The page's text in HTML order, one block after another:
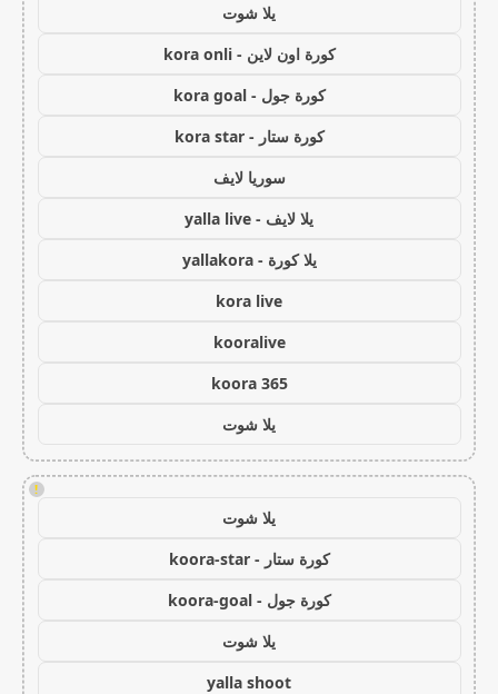
يلا شوت
كورة اون لاين - kora onli
كورة جول - kora goal
كورة ستار - kora star
سوريا لايف
يلا لايف - yalla live
يلا كورة - yallakora
kora live
kooralive
koora 365
يلا شوت
!
يلا شوت
كورة ستار - koora-star
كورة جول - koora-goal
يلا شوت
yalla shoot